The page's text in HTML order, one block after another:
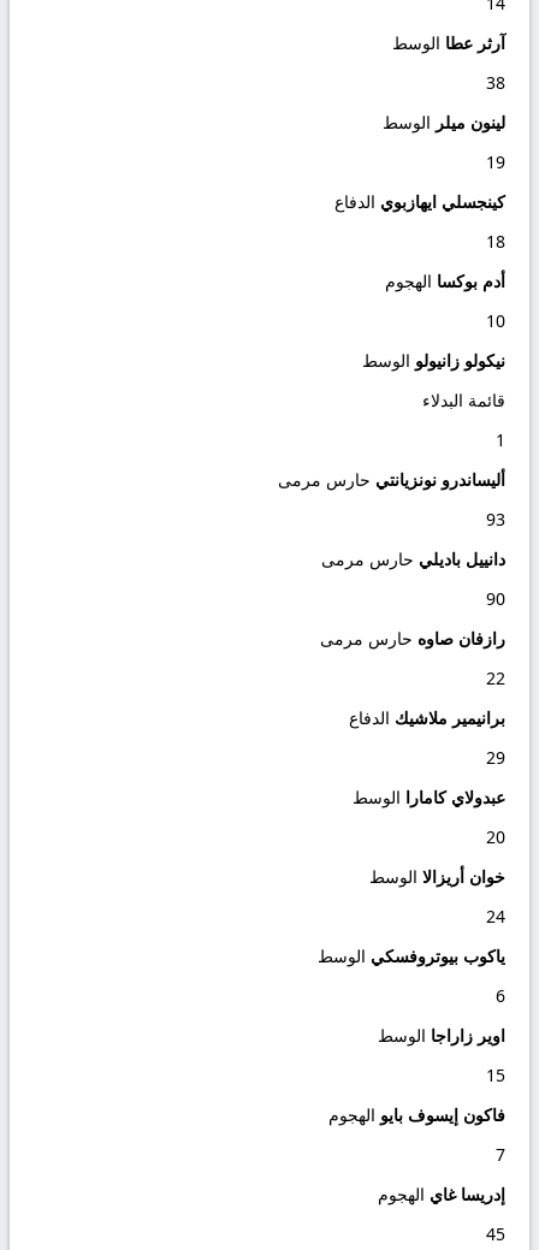
آرثر عطا الوسط
38
لينون ميلر الوسط
19
كينجسلي ايهازبوي الدفاع
18
أدم بوكسا الهجوم
10
نيكولو زانيولو الوسط
قائمة البدلاء
1
أليساندرو نونزيانتي حارس مرمى
93
دانييل باديلي حارس مرمى
90
رازفان صاوه حارس مرمى
22
برانيمير ملاشيك الدفاع
29
عبدولاي كامارا الوسط
20
خوان أريزالا الوسط
24
ياكوب بيوتروفسكي الوسط
6
اوير زاراجا الوسط
15
فاكون إيسوف بايو الهجوم
7
إدريسا غاي الهجوم
45